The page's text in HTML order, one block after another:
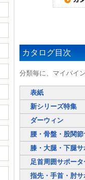
カタログ目次
分類毎に、マイバイ
表紙
新シリーズ特集
ダーウィン
腰・骨盤・股関
膝・大腿・下腿
足首周囲サポータ
指先・手首・肘